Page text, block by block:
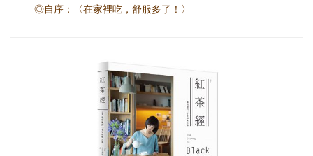
◎自序：〈在家裡吃，舒服多了！〉